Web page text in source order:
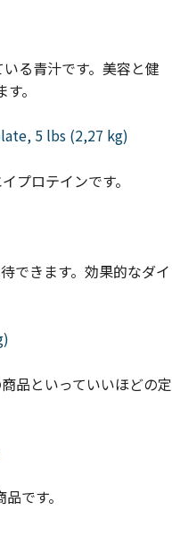
る青汁です。美容と健
。
5 lbs (2,27 kg)
ロテインです。
できます。効果的なダイ
品といっていいほどの定
です。